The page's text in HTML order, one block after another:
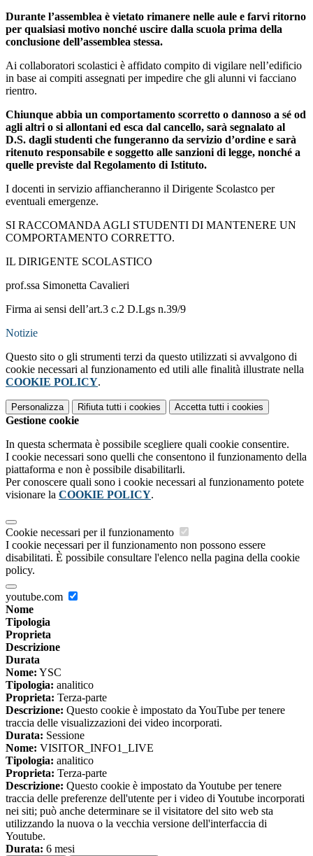
Durante l’assemblea è vietato rimanere nelle aule e farvi ritorno
per qualsiasi motivo nonché uscire dalla scuola prima della
conclusione dell’assemblea stessa.
Ai collaboratori scolastici è affidato compito di vigilare nell’edificio
in base ai compiti assegnati per impedire che gli alunni vi facciano
rientro.
Chiunque abbia un comportamento scorretto o dannoso a sé od
agli altri o si allontani ed esca dal cancello, sarà segnalato al
D.S. dagli studenti che fungeranno da servizio d’ordine e sarà
ritenuto responsabile e soggetto alle sanzioni di legge, nonché a
quelle previste dal Regolamento di Istituto.
I docenti in servizio affiancheranno il Dirigente Scolastco per
eventuali emergenze.
SI RACCOMANDA AGLI STUDENTI DI MANTENERE UN
COMPORTAMENTO CORRETTO.
IL DIRIGENTE SCOLASTICO
prof.ssa Simonetta Cavalieri
Firma ai sensi dell’art.3 c.2 D.Lgs n.39/9
Notizie
Questo sito o gli strumenti terzi da questo utilizzati si avvalgono di
cookie necessari al funzionamento ed utili alle finalità illustrate nella
COOKIE POLICY.
Personalizza Rifiuta tutti i cookies Accetta tutti i cookies
Gestione cookie
In questa schermata è possibile scegliere quali cookie consentire.
I cookie necessari sono quelli che consentono il funzionamento della
piattaforma e non è possibile disabilitarli.
Per conoscere quali sono i cookie necessari al funzionamento potete
visionare la COOKIE POLICY.
Cookie necessari per il funzionamento
I cookie necessari per il funzionamento non possono essere
disabilitati. È possibile consultare l'elenco nella pagina della cookie
policy.
youtube.com
Nome
Tipologia
Proprieta
Descrizione
Durata
Nome: YSC
Tipologia: analitico
Proprieta: Terza-parte
Descrizione: Questo cookie è impostato da YouTube per tenere
traccia delle visualizzazioni dei video incorporati.
Durata: Sessione
Nome: VISITOR_INFO1_LIVE
Tipologia: analitico
Proprieta: Terza-parte
Descrizione: Questo cookie è impostato da Youtube per tenere
traccia delle preferenze dell'utente per i video di Youtube incorporati
nei siti; può anche determinare se il visitatore del sito web sta
utilizzando la nuova o la vecchia versione dell'interfaccia di
Youtube.
Durata: 6 mesi